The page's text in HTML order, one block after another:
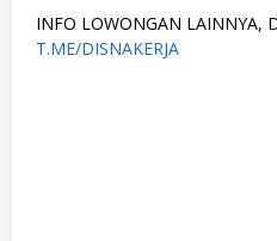
INFO LOWONGAN LAINNYA,
T.ME/DISNAKERJA